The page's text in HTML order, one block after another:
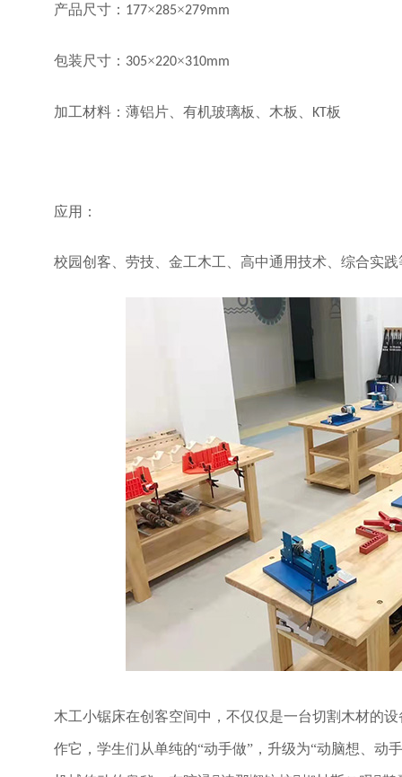
产品尺寸： 177×285×279mm
包装尺寸： 305×220×310mm
加工材料：薄铝片、有机玻璃板、木板、 KT 板
应用：
校园创客、劳技、金工木工、高中通用技术、综合实
木工小锯床在创客空间中，不仅仅是一台切割木材的
作它，学生们从单纯的“动手做”，升级为“动脑想、动